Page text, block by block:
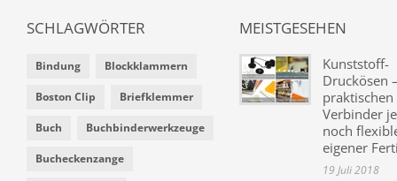
SCHLAGWÖRTER
Bindung Blockklammern
Boston Clip Briefklemmer
Buch Buchbinderwerkzeuge
Bucheckenzange
MEISTGESEHEN
Kunststoff-
Druckösen
praktischen
Verbinder
noch
eigener
19 Juli 2018